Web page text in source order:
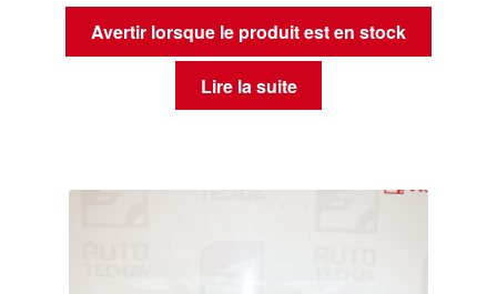
Avertir lorsque le produit est en stock
Lire la suite